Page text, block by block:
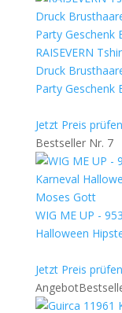
RAISEVERN
Druck
Party Geschenk
Jetzt Preis
Bestseller Nr. 7
WIG ME UP -
Halloween
Jetzt Preis
Angebot